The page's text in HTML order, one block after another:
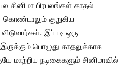
சினிமா பிரபலங்கள் காதல்
குறுகிய
விடுவார்கள். இப்படி ஒரு
பொழுது காதலுக்காக
மாற்றிய நடிகைகளும் சினிமாவில்